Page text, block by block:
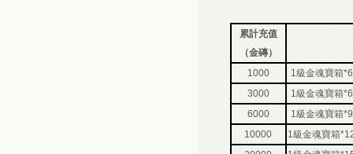
累計充值
（金磚）
1000
1級金魂寶箱*6
3000
1級金魂寶箱*6
6000
1級金魂寶箱*9
10000
1級金魂寶箱